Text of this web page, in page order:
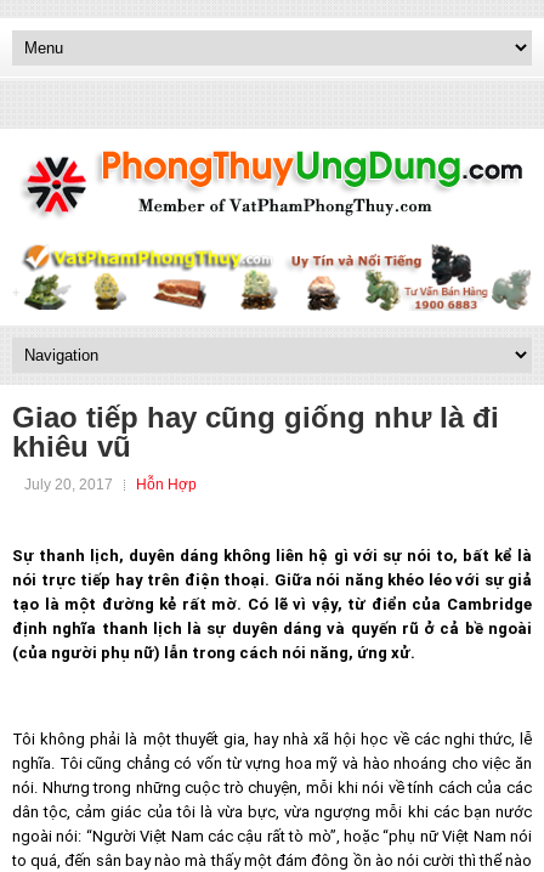
Giao tiếp hay cũng giống như là đi
khiêu vũ
July 20, 2017 Hỗn Hợp
Sự thanh lịch, duyên dáng không liên hệ gì với sự nói to, bất kể là
nói trực tiếp hay trên điện thoại. Giữa nói năng khéo léo với sự giả
tạo là một đường kẻ rất mờ. Có lẽ vì vậy, từ điển của Cambridge
định nghĩa thanh lịch là sự duyên dáng và quyến rũ ở cả bề ngoài
(của người phụ nữ) lẫn trong cách nói năng, ứng xử.
Tôi không phải là một thuyết gia, hay nhà xã hội học về các nghi thức, lễ
nghĩa. Tôi cũng chẳng có vốn từ vựng hoa mỹ và hào nhoáng cho việc ăn
nói. Nhưng trong những cuộc trò chuyện, mỗi khi nói về tính cách của các
dân tộc, cảm giác của tôi là vừa bực, vừa ngượng mỗi khi các bạn nước
ngoài nói: “Người Việt Nam các cậu rất tò mò”, hoặc “phụ nữ Việt Nam nói
to quá, đến sân bay nào mà thấy một đám đông ồn ào nói cười thì thể nào